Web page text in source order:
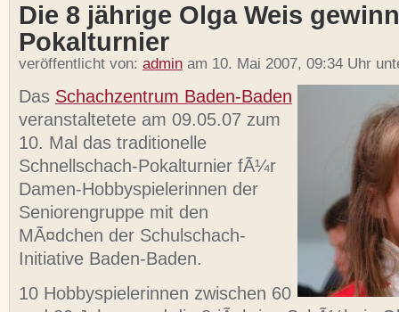
Die 8 jährige Olga Weis
Pokalturnier
veröffentlicht von: admin am 10. Mai 2007, 09:34 Uhr
Das Schachzentrum Baden-Baden
veranstaltetete am 09.05.07 zum
10. Mal das traditionelle
Schnellschach-Pokalturnier fÃ¼r
Damen-Hobbyspielerinnen der
Seniorengruppe mit den
MÃ¤dchen der Schulschach-
Initiative Baden-Baden.
10 Hobbyspielerinnen zwischen 60